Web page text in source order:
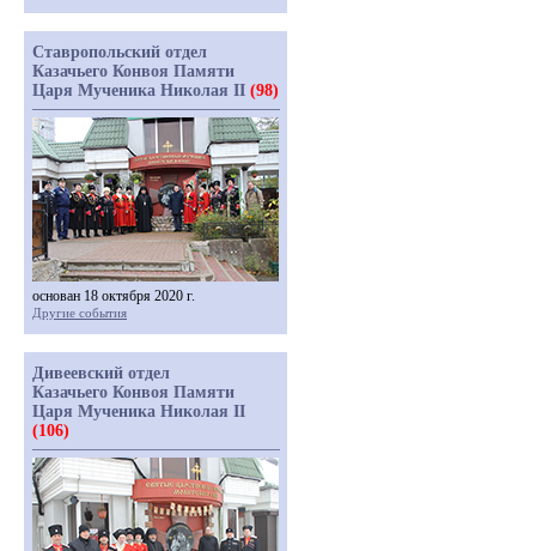
Ставропольский отдел
Казачьего Конвоя Памяти
Царя Мученика Николая II (98)
основан 18 октября 2020 г.
Другие события
Дивеевский отдел
Казачьего Конвоя Памяти
Царя Мученика Николая II
(106)